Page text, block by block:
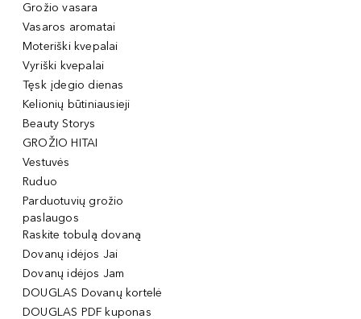
Grožio vasara
Vasaros aromatai
Moteriški kvepalai
Vyriški kvepalai
Tęsk įdegio dienas
Kelionių būtiniausieji
Beauty Storys
GROŽIO HITAI
Vestuvės
Ruduo
Parduotuvių grožio
paslaugos
Raskite tobulą dovaną
Dovanų idėjos Jai
Dovanų idėjos Jam
DOUGLAS Dovanų kortelė
DOUGLAS PDF kuponas